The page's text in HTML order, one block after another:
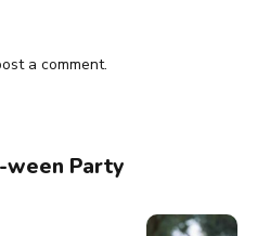
a comment.
Party